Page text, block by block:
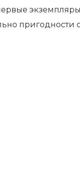
экземпляры
пригодности